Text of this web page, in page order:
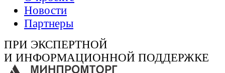
Новости
Партнеры
ПРИ ЭКСПЕРТНОЙ
И ИНФОРМАЦИОННОЙ ПОДДЕРЖКЕ